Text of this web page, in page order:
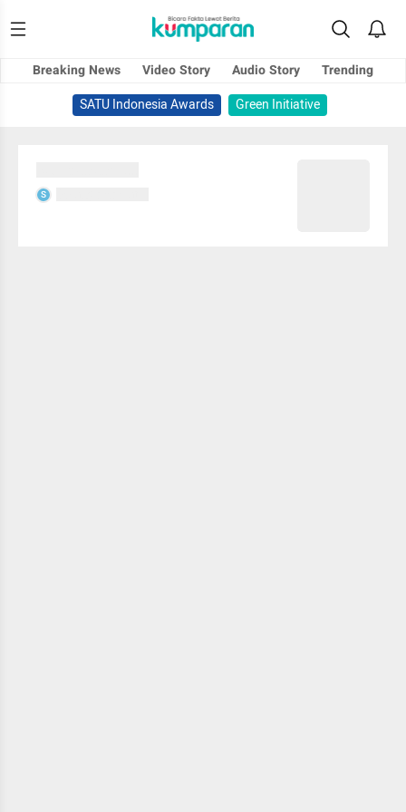
Breaking News Video Story Audio Story
Trending
SATU Indonesia Awards
Green Initiative
S